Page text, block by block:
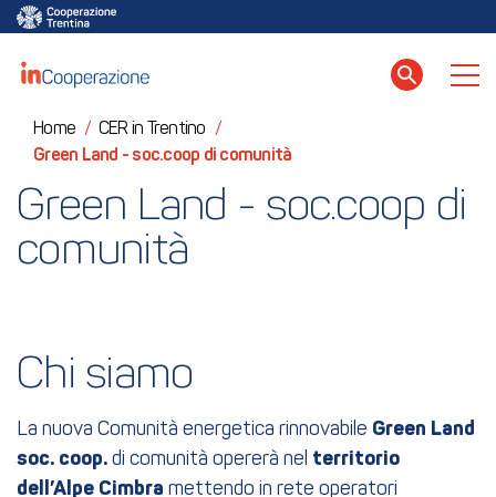
Home / CER in Trentino
/
Green Land - soc.coop di comunità
Green Land - soc.coop di
comunità
Chi siamo
La nuova Comunità energetica rinnovabile Green Land
soc. coop. di comunità opererà nel territorio
dell’Alpe Cimbra mettendo in rete operatori